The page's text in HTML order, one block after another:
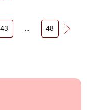
43 … 48